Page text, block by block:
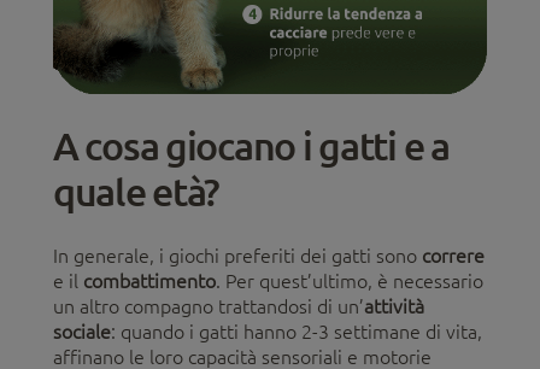
A cosa giocano i gatti e a
quale età?
In generale, i giochi preferiti dei gatti sono correre
e il combattimento. Per quest’ultimo, è necessario
un altro compagno trattandosi di un’attività
sociale: quando i gatti hanno 2-3 settimane di vita,
affinano le loro capacità sensoriali e motorie